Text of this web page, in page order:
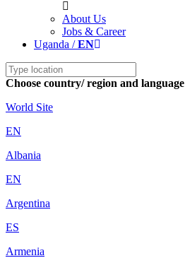
About Us
Jobs & Career
Uganda /EN
Choose country/ region and language
World Site
EN
Albania
EN
Argentina
ES
Armenia